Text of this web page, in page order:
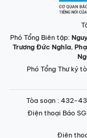
Phó Tổng Biên tập:
Trương Đức Nghĩa,
Phó Tổng Thư ký
Tòa soạn : 432-
Điện thoại Báo
Điện